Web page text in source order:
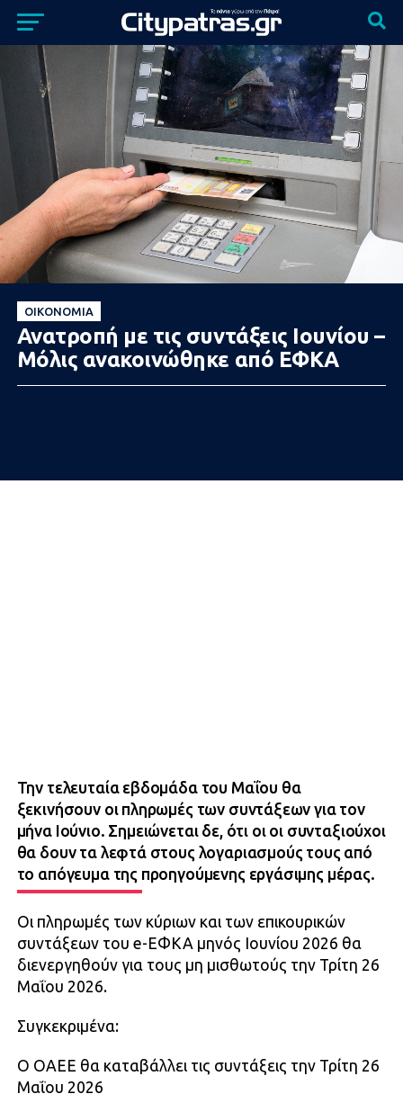
ΟΙΚΟΝΟΜΊΑ
Ανατροπή με τις συντάξεις Ιουνίου –
Μόλις ανακοινώθηκε από ΕΦΚΑ
Την τελευταία εβδομάδα του Μαΐου θα
ξεκινήσουν οι πληρωμές των συντάξεων για τον
μήνα Ιούνιο. Σημειώνεται δε, ότι οι οι συνταξιούχοι
θα δουν τα λεφτά στους λογαριασμούς τους από
το απόγευμα της προηγούμενης εργάσιμης μέρας.
Οι πληρωμές των κύριων και των επικουρικών
συντάξεων του e-ΕΦΚΑ μηνός Ιουνίου 2026 θα
διενεργηθούν για τους μη μισθωτούς την Τρίτη 26
Μαΐου 2026.
Συγκεκριμένα:
Ο ΟΑΕΕ θα καταβάλλει τις συντάξεις την Τρίτη 26
Μαΐου 2026